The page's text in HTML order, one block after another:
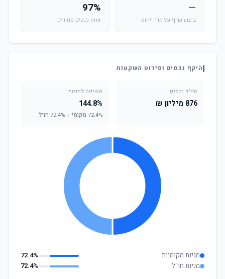
—
ביצוע עודף על מדד ייחוס
97%
אחוז נכסים סחירים
היקף נכסים ופירוט השקעות
סה"כ נכסים
876 מיליון ₪
חשיפה למניות
144.8%
72.4% מקומי + 72.4% חו"ל
מניות מקומיות
72.4%
מניות חו"ל
72.4%